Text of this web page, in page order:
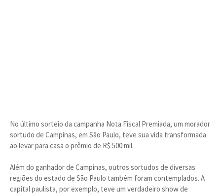
No último sorteio da campanha Nota Fiscal Premiada, um morador
sortudo de Campinas, em São Paulo, teve sua vida transformada
ao levar para casa o prêmio de R$ 500 mil.
Além do ganhador de Campinas, outros sortudos de diversas
regiões do estado de São Paulo também foram contemplados. A
capital paulista, por exemplo, teve um verdadeiro show de